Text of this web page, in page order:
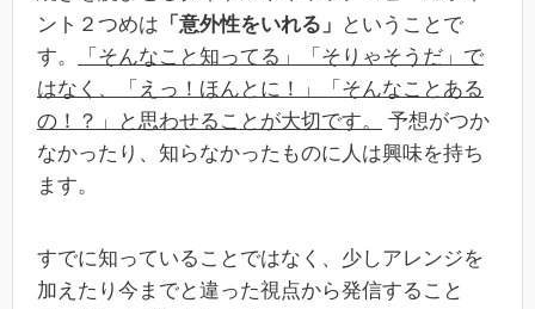
ント２つめは 「意外性をいれる」
ということで
す。
「そんなこと知ってる」「そりゃそうだ」で
はなく、「えっ！ほんとに！」「そんなことある
の！？」と思わせることが大切です。
予想がつか
なかったり、知らなかったものに人は興味を持ち
ます。
すでに知っていることではなく、少しアレンジを
加えたり今までと違った視点から発信すること